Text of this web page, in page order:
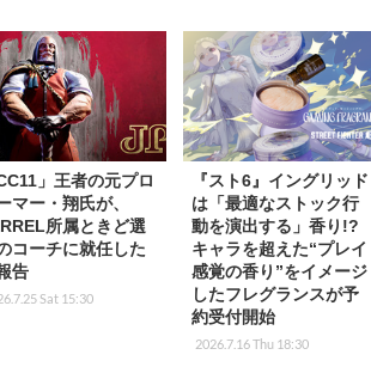
CC11」王者の元プロ
マー・翔氏が、
所属ときど選
コーチに就任した
告
Sat 15:30
『スト6』イングリッド
は「最適なストック行
動を演出する」香り!?
キャラを超えた“プレイ
感覚の香り”をイメージ
したフレグランスが予
約受付開始
2026.7.16 Thu 18:30